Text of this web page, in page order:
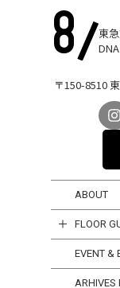
東
〒150-8510
ABOUT
FLOOR
EVENT &
ARHIVES